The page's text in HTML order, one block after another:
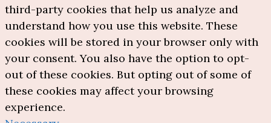
third-party cookies that help us analyze and
understand how you use this website. These
cookies will be stored in your browser only with
your consent. You also have the option to opt-
out of these cookies. But opting out of some of
these cookies may affect your browsing
experience.